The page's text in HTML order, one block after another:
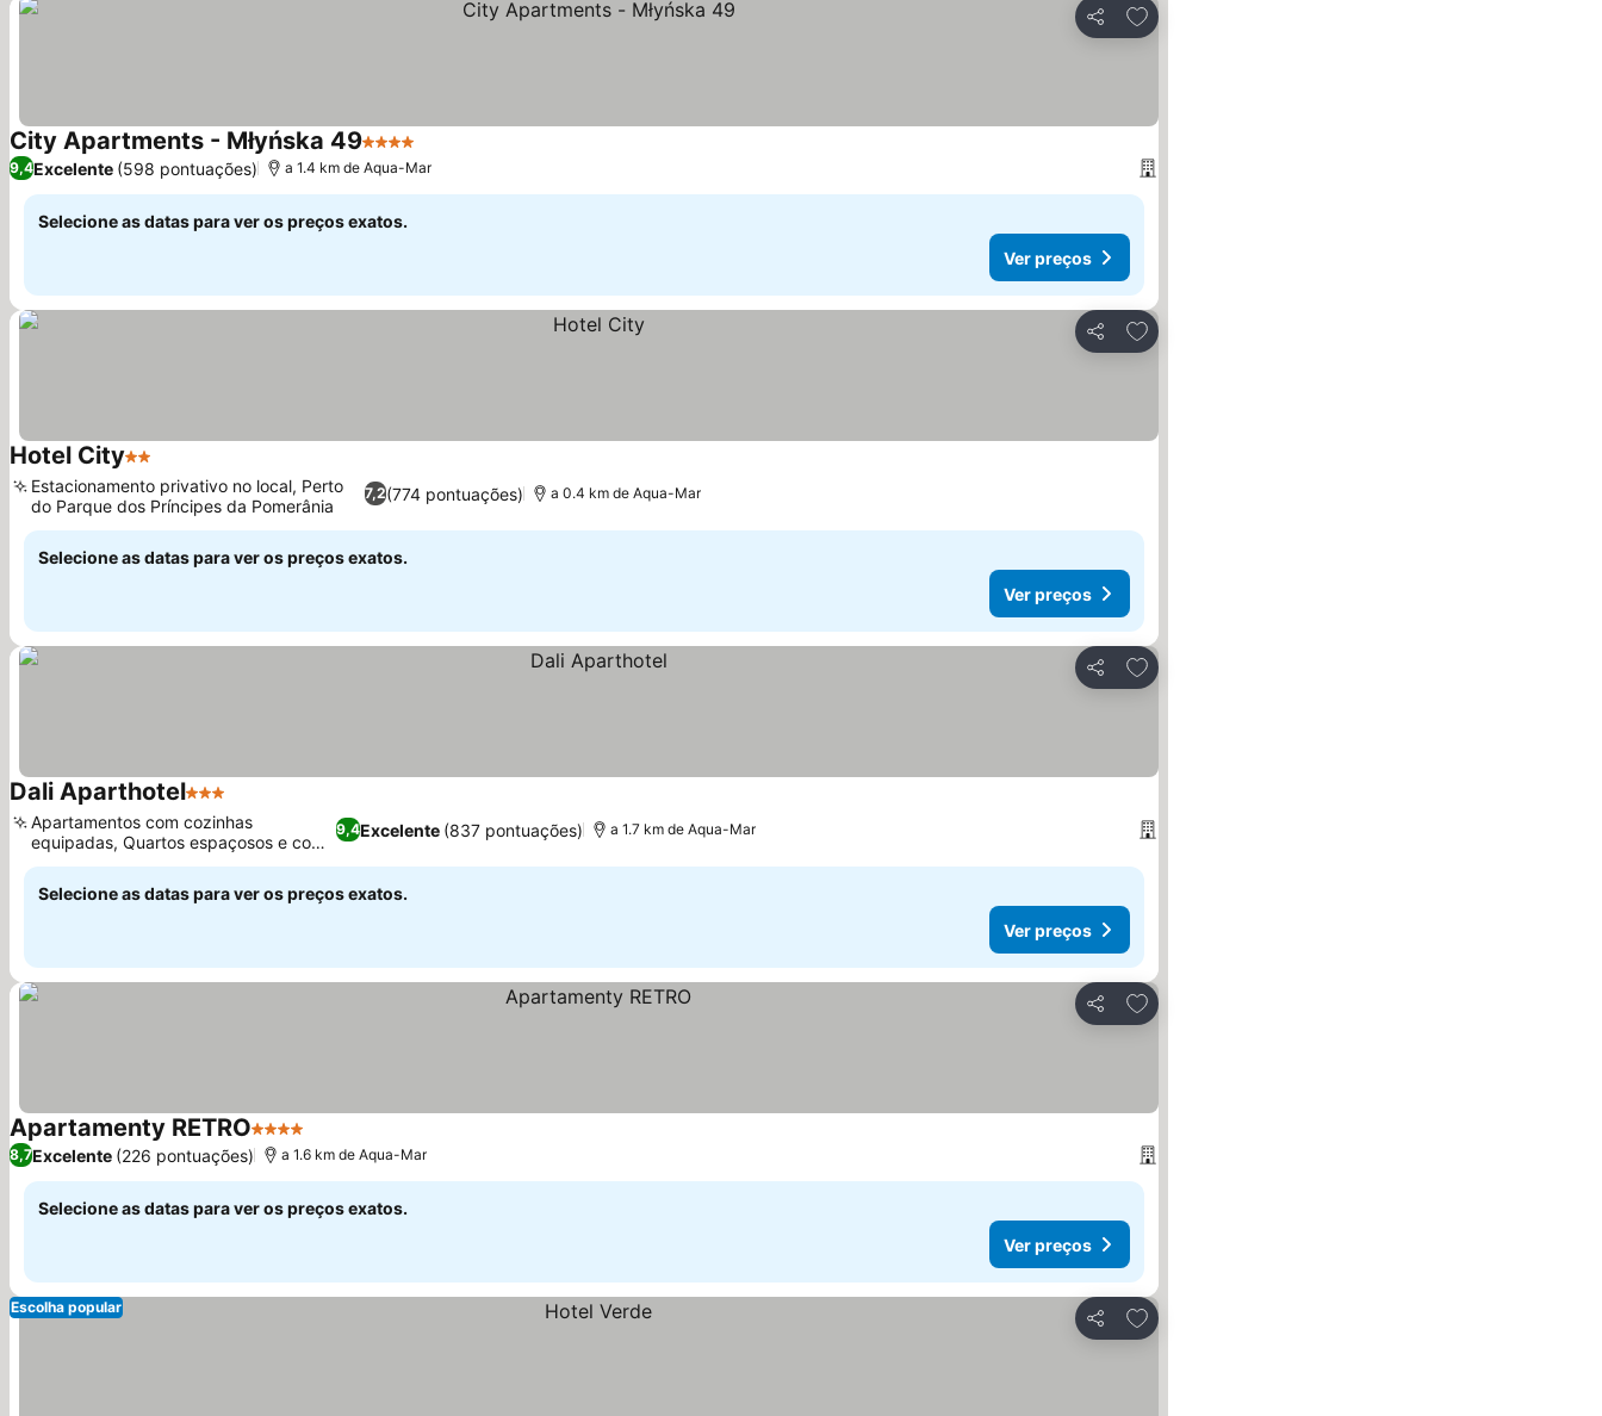
Partilhar
Adicionar aos favoritos
City Apartments - Młyńska 494 Estrelas
9,4Excelente (598 pontuações) a 1.4 km de Aqua-Mar
Selecione as datas para ver os preços exatos.
Ver preços
Partilhar
Adicionar aos favoritos
Hotel City2 Estrelas
7,2(774 pontuações)
Estacionamento privativo no local, Perto
do Parque dos Príncipes da Pomerânia
a 0.4 km de Aqua-Mar
Selecione as datas para ver os preços exatos.
Ver preços
Partilhar
Adicionar aos favoritos
Dali Aparthotel3 Estrelas
9,4Excelente (837 pontuações)
Apartamentos com cozinhas
equipadas, Quartos espaçosos e com
design individual
a 1.7 km de Aqua-Mar
Selecione as datas para ver os preços exatos.
Ver preços
Partilhar
Adicionar aos favoritos
Apartamenty RETRO4 Estrelas
8,7Excelente (226 pontuações) a 1.6 km de Aqua-Mar
Selecione as datas para ver os preços exatos.
Ver preços
Partilhar
Adicionar aos favoritos
Escolha popular